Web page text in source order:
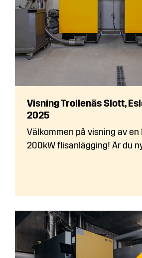
Visning Trollenäs Slott,
2025
Välkommen på visning av en
200kW flisanlägging! Är du